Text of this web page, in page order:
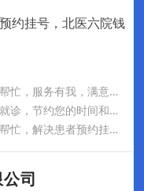
约挂号，北医六院钱
北京大学第六医院精神科钱秋谨挂号帮忙，服务有我，满意由您
北京大学第六医院精神科钱秋谨预约就诊，节约您的时间和精力
北京大学第六医院精神科钱秋谨挂号帮忙，解决患者预约挂号难题
司